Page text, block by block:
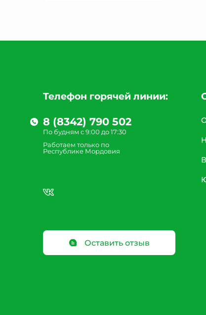
Телефон горячей линии:
8 (8342) 790 502
По будням с 9:00 до 17:30
Работаем только по
Республике Мордовия
Оставить отзыв